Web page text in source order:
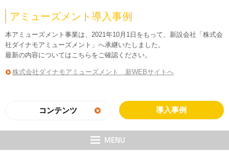
アミューズメント導入事例
本アミューズメント事業は、2021年10月1日をもって、新設会社「株式会
社ダイナモアミューズメント」へ承継いたしました。
最新の内容についてはこちらをご確認ください。
株式会社ダイナモアミューズメント 新WEBサイトへ
コンテンツ 導入事例
MENU